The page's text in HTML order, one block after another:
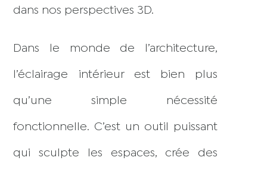
dans nos perspectives 3D.
Dans le monde de l’architecture,
l’éclairage intérieur est bien plus
qu’une simple nécessité
fonctionnelle. C’est un outil puissant
qui sculpte les espaces, crée des